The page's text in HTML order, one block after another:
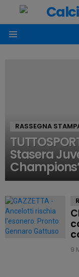
RASSEGNA
Stasera
9